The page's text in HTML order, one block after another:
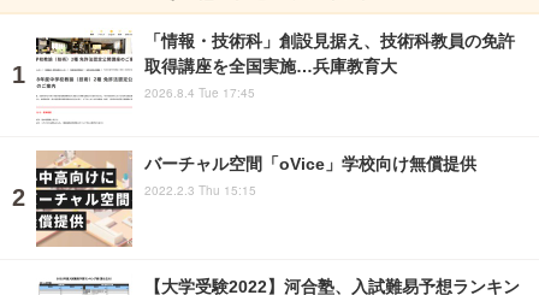
「情報・技術科」創設見据え、技術科教員の免許
取得講座を全国実施…兵庫教育大
2026.8.4 Tue 17:45
バーチャル空間「oVice」学校向け無償提供
2022.2.3 Thu 15:15
【大学受験2022】河合塾、入試難易予想ランキン